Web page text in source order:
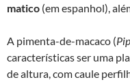
matico (em espanhol),
A pimenta-de-macaco (
características ser uma
de altura, com caule